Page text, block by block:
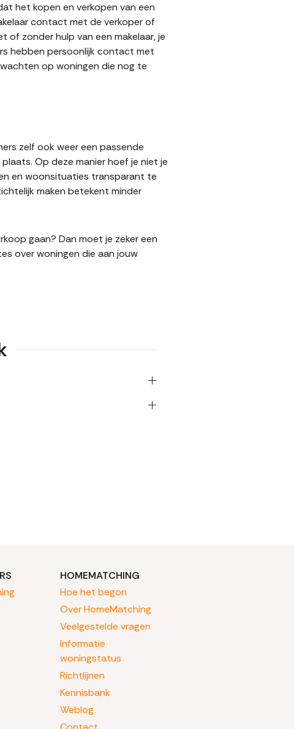
het kopen en verkopen van een
contact met de verkoper of
of zonder hulp van een makelaar, je
hebben persoonlijk contact met
op woningen die nog te
zelf ook weer een passende
Op deze manier hoef je niet je
en woonsituaties transparant te
maken betekent minder
gaan? Dan moet je zeker een
over woningen die aan jouw
HOMEMATCHING
Hoe het begon
Over HomeMatching
Veelgestelde vragen
Informatie
woningstatus
Richtlijnen
Kennisbank
Weblog